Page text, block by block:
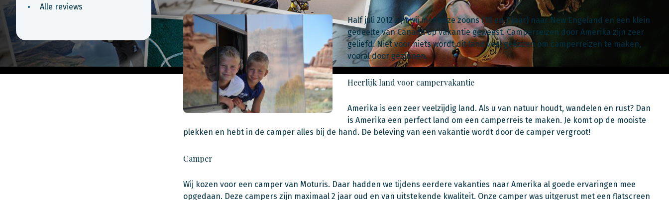
Alle reviews
Half juli 2012 zijn wij met onze zoons (10 en 7 jaar) naar New Engeland en een klein
gedeelte van Canada op vakantie geweest. Camperreizen door Amerika zijn zeer
geliefd. Niet voor niets wordt dit land veel gekozen om camperreizen te maken,
vooral door gezinnen.
Heerlijk land voor campervakantie
Amerika is een zeer veelzijdig land. Als u van natuur houdt, wandelen en rust? Dan
is Amerika een perfect land om een camperreis te maken. Je komt op de mooiste
plekken en hebt in de camper alles bij de hand. De beleving van een vakantie wordt door de camper vergroot!
Camper
Wij kozen voor een camper van Moturis. Daar hadden we tijdens eerdere vakanties naar Amerika al goede ervaringen mee
opgedaan. Deze campers zijn maximaal 2 jaar oud en van uitstekende kwaliteit. Onze camper was uitgerust met een flatscreen